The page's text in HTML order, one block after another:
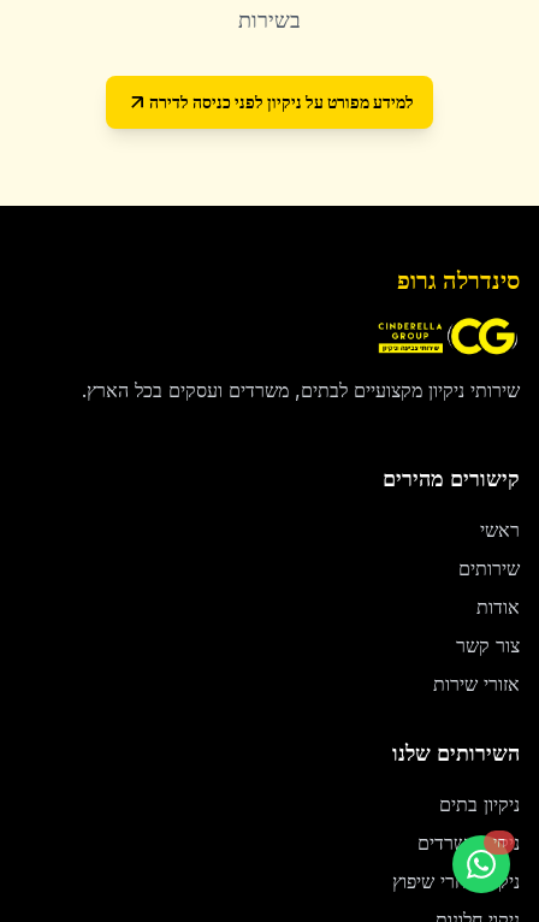
בשירות
למידע מפורט על ניקיון לפני כניסה לדירה
סינדרלה גרופ
שירותי ניקיון מקצועיים לבתים, משרדים ועסקים בכל הארץ.
קישורים מהירים
ראשי
שירותים
אודות
צור קשר
אזורי שירות
השירותים שלנו
ניקיון בתים
ניקיון משרדים
ניקיון אחרי שיפוץ
חי